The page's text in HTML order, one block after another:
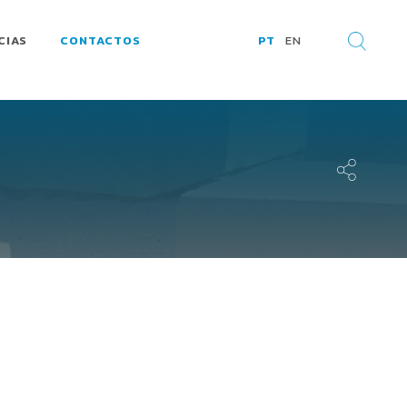
CONTACTOS PT EN